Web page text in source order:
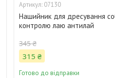
07130
Нашийник для дресування
контролю лаю антилай
345 ₴
315 ₴
Готово до відправки